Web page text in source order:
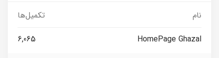
نام
تکمیل‌ها
HomePage Ghazal
6,065